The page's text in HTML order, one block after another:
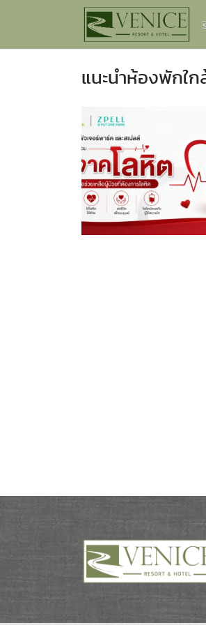
แนะนำห้องพักใ